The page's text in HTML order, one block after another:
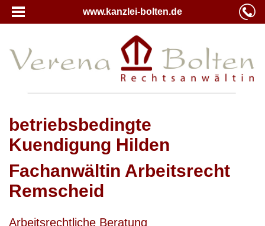
www.kanzlei-bolten.de
betriebsbedingte
Kuendigung Hilden
Fachanwältin Arbeitsrecht
Remscheid
Arbeitsrechtliche Beratung